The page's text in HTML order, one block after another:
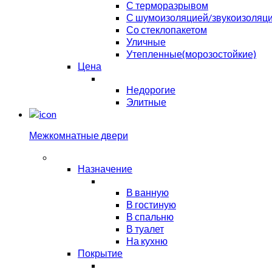
С терморазрывом
С шумоизоляцией/
Со стеклопакетом
Уличные
Утепленные(морозостойкие)
Цена
Недорогие
Элитные
Межкомнатные двери
Назначение
В ванную
В гостиную
В спальню
В туалет
На кухню
Покрытие